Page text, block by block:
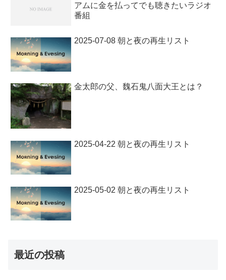
アムに金を払ってでも聴きたいラジオ
番組
2025-07-08 朝と夜の再生リスト
金太郎の父、魏石鬼八面大王とは？
2025-04-22 朝と夜の再生リスト
2025-05-02 朝と夜の再生リスト
最近の投稿